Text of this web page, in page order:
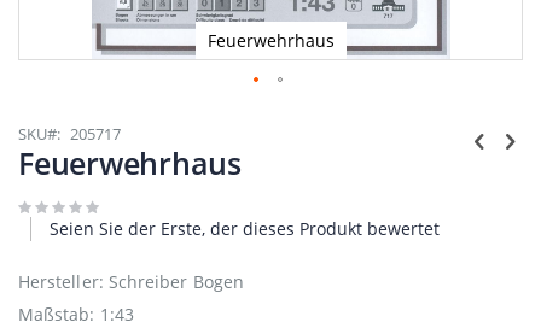
Feuerwehrhaus
Anfang
der
Bildgalerie
SKU 205717
Feuerwehrhaus
Seien Sie der Erste, der dieses Produkt bewertet
Hersteller: Schreiber Bogen
Maßstab: 1:43